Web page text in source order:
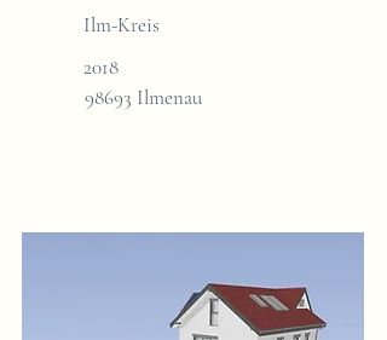
Ilm-Kreis
2018
98693 Ilmenau